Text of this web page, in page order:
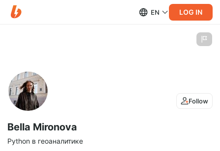
EN LOG IN
Follow
Bella Mironova
Python в геоаналитике